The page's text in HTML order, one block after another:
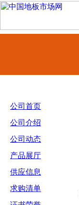
公司首页
公司介绍
公司动态
产品展厅
供应信息
求购清单